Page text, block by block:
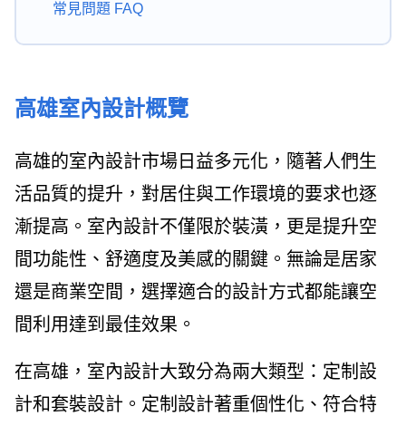
常見問題 FAQ
高雄室內設計概覽
高雄的室內設計市場日益多元化，隨著人們生
活品質的提升，對居住與工作環境的要求也逐
漸提高。室內設計不僅限於裝潢，更是提升空
間功能性、舒適度及美感的關鍵。無論是居家
還是商業空間，選擇適合的設計方式都能讓空
間利用達到最佳效果。
在高雄，室內設計大致分為兩大類型：定制設
計和套裝設計。定制設計著重個性化、符合特